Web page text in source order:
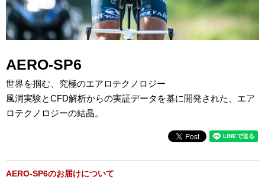
AERO-SP6
世界を掴む、究極のエアロテクノロジー
風洞実験とCFD解析からの実証データを基に開発された、エア
ロテクノロジーの結晶。
AERO-SP6のお届けについて